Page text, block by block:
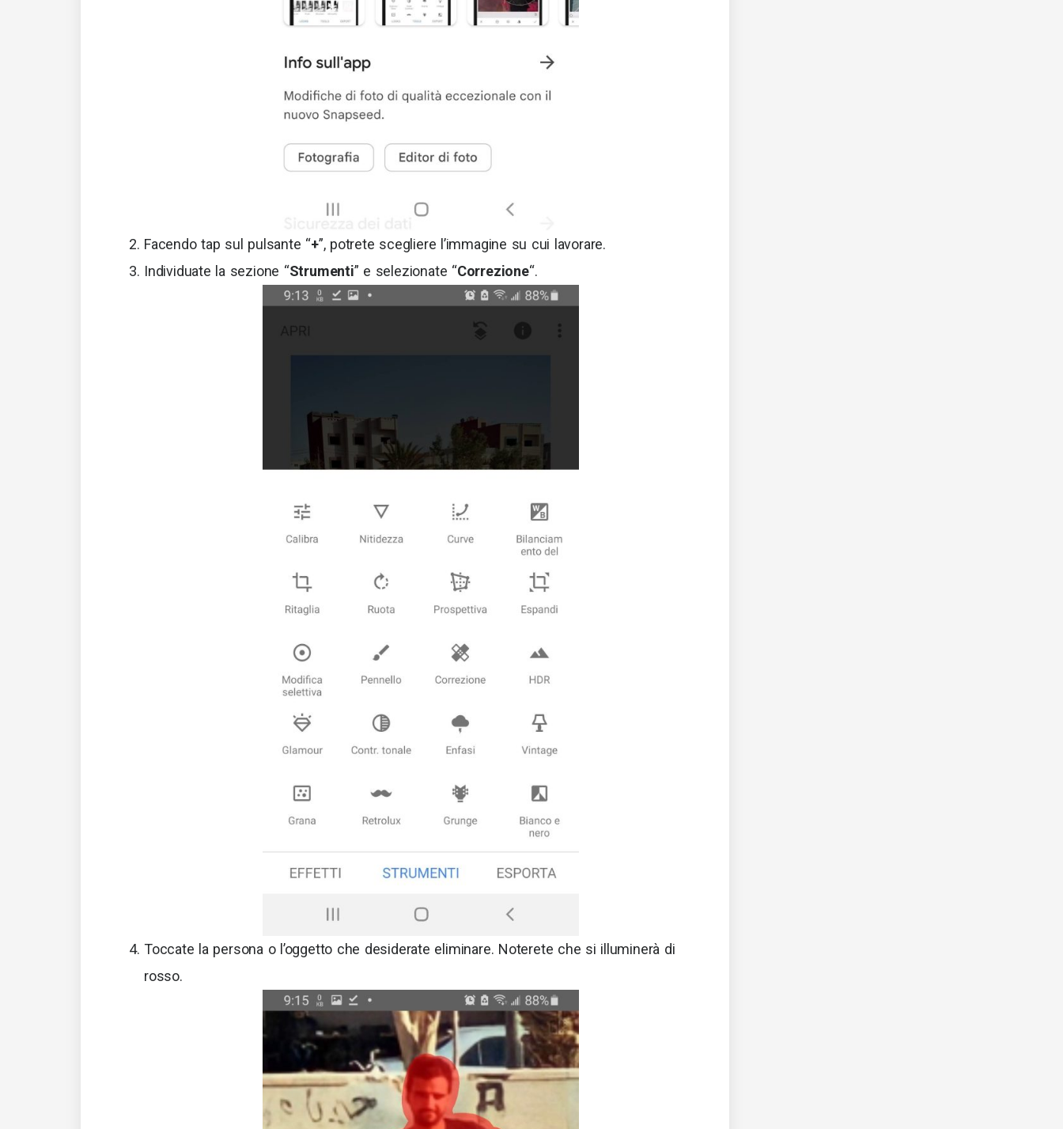
Facendo tap sul pulsante “+”, potrete scegliere l’immagine su cui lavorare.
Individuate la sezione “Strumenti” e selezionate “Correzione“.
Toccate la persona o l’oggetto che desiderate eliminare. Noterete che si illuminerà di
rosso.